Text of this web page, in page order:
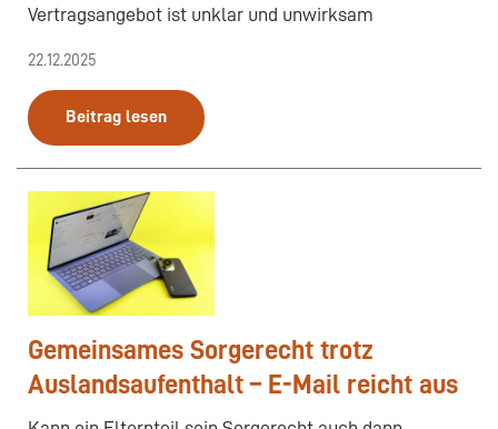
Vertragsangebot ist unklar und unwirksam
22.12.2025
Beitrag lesen
Gemeinsames Sorgerecht trotz
Auslandsaufenthalt – E-Mail reicht aus